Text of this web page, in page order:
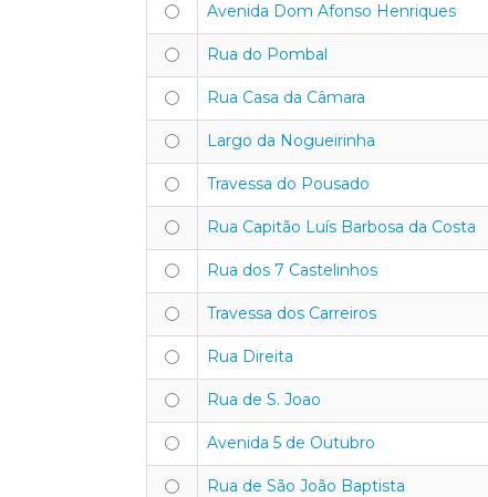
Avenida Dom Afonso Henriques
Rua do Pombal
Rua Casa da Câmara
Largo da Nogueirinha
Travessa do Pousado
Rua Capitão Luís Barbosa da Costa
Rua dos 7 Castelinhos
Travessa dos Carreiros
Rua Direita
Rua de S. Joao
Avenida 5 de Outubro
Rua de São João Baptista